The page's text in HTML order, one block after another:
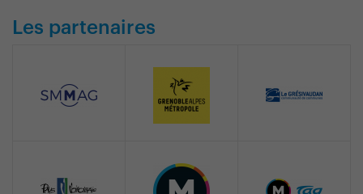
Les partenaires